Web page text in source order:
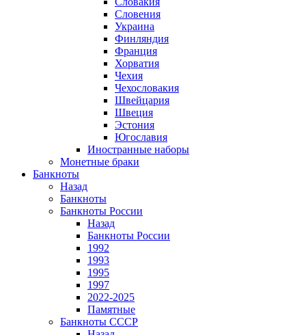
Словения
Украина
Финляндия
Франция
Хорватия
Чехия
Чехословакия
Швейцария
Швеция
Эстония
Югославия
Иностранные наборы
Монетные браки
Банкноты
Назад
Банкноты
Банкноты России
Назад
Банкноты России
1992
1993
1995
1997
2022-2025
Памятные
Банкноты СССР